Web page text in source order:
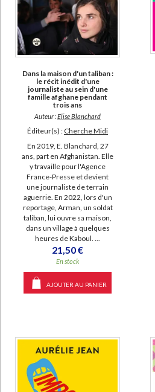
Dans la maison d'un taliban :
le récit inédit d'une
journaliste au sein d'une
famille afghane pendant
trois ans
Auteur :Elise Blanchard
Éditeur(s) : Cherche Midi
En 2019, E. Blanchard, 27
ans, part en Afghanistan. Elle
y travaille pour l'Agence
France-Presse et devient
une journaliste de terrain
aguerrie. En 2022, lors d'un
reportage, Arman, un soldat
taliban, lui ouvre sa maison,
dans un village à quelques
heures de Kaboul. ...
21,50 €
En stock
AJOUTER AU PANIER